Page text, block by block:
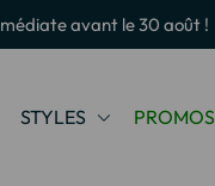
avant le 30 août !
STYLES PROMOS